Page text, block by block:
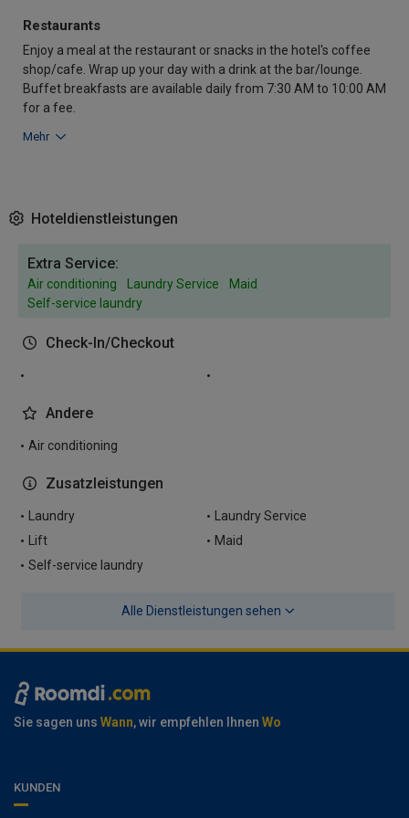
Restaurants
Enjoy a meal at the restaurant or snacks in the hotel's coffee
shop/cafe. Wrap up your day with a drink at the bar/lounge.
Buffet breakfasts are available daily from 7:30 AM to 10:00 AM
for a fee.
Mehr
Hoteldienstleistungen
Extra Service:
Air conditioning Laundry Service
Maid
Self-service laundry
Check-In/Checkout
Andere
Air conditioning
Zusatzleistungen
Laundry
Laundry Service
Lift
Maid
Self-service laundry
Alle Dienstleistungen sehen
Sie sagen uns Wann, wir empfehlen Ihnen Wo
KUNDEN